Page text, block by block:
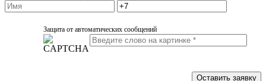
Защита от автоматических сообщений